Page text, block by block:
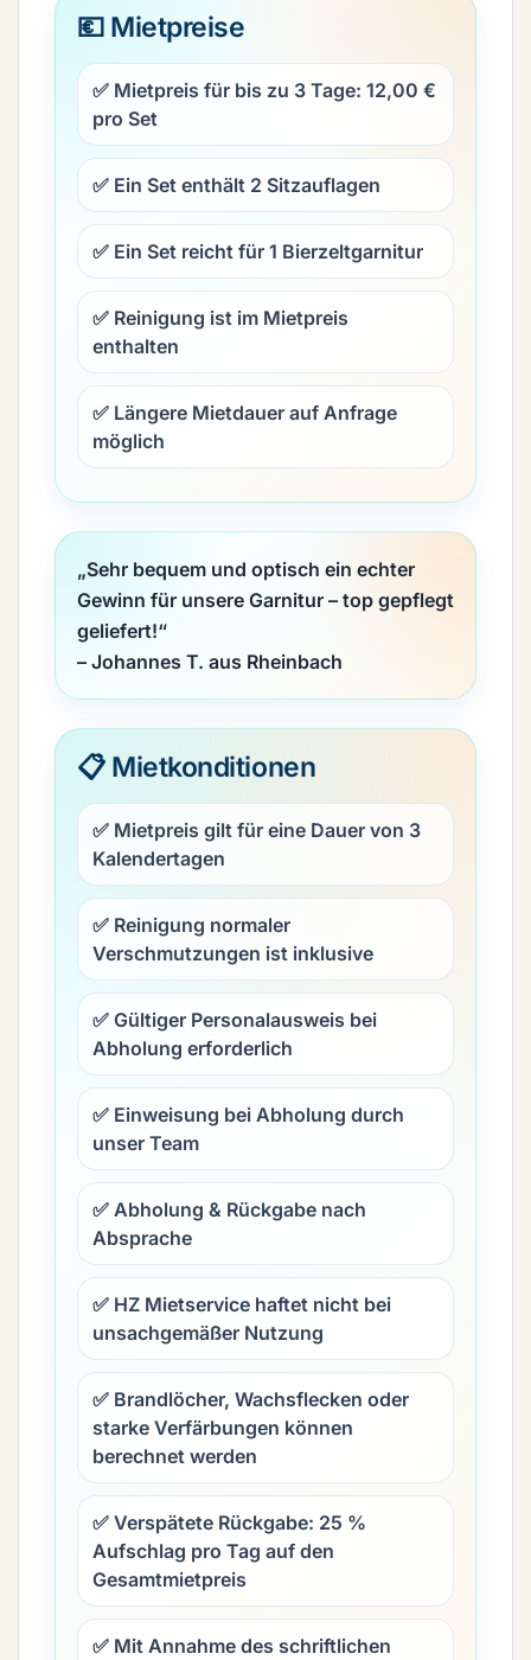
💶 Mietpreise
✅ Mietpreis für bis zu 3 Tage: 12,00 €
pro Set
✅ Ein Set enthält 2 Sitzauflagen
✅ Ein Set reicht für 1 Bierzeltgarnitur
✅ Reinigung ist im Mietpreis
enthalten
✅ Längere Mietdauer auf Anfrage
möglich
„Sehr bequem und optisch ein echter
Gewinn für unsere Garnitur – top gepflegt
geliefert!“
– Johannes T. aus Rheinbach
📋 Mietkonditionen
✅ Mietpreis gilt für eine Dauer von 3
Kalendertagen
✅ Reinigung normaler
Verschmutzungen ist inklusive
✅ Gültiger Personalausweis bei
Abholung erforderlich
✅ Einweisung bei Abholung durch
unser Team
✅ Abholung & Rückgabe nach
Absprache
✅ HZ Mietservice haftet nicht bei
unsachgemäßer Nutzung
✅ Brandlöcher, Wachsflecken oder
starke Verfärbungen können
berechnet werden
✅ Verspätete Rückgabe: 25 %
Aufschlag pro Tag auf den
Gesamtmietpreis
✅ Mit Annahme des schriftlichen